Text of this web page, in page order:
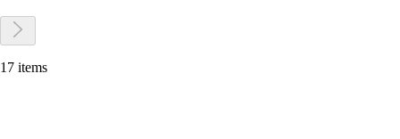
17 items